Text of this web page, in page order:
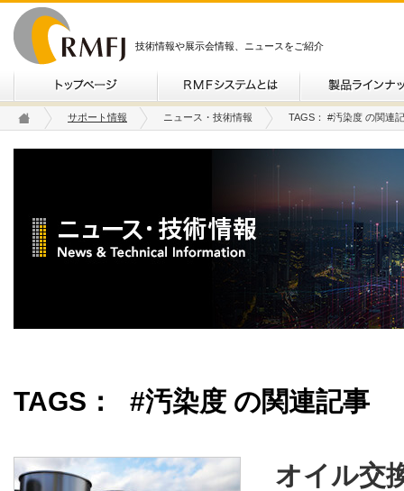
技術情報や展示会情報、ニュースをご紹介
サポート情報 ニュース・技術情報 TAGS： #汚染度 の関連
TAGS： #汚染度 の関連記事
オイル交